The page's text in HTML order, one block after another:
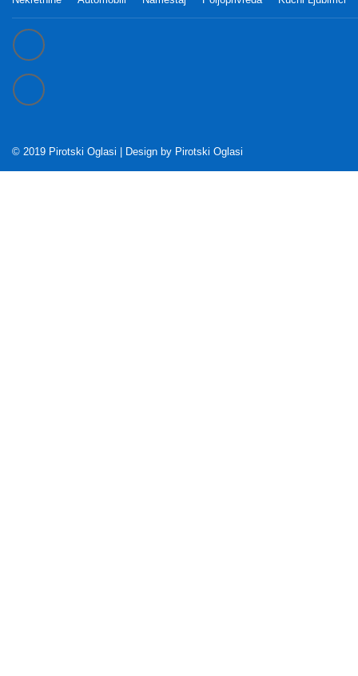
© 2019 Pirotski Oglasi | Design by Pirotski Oglasi